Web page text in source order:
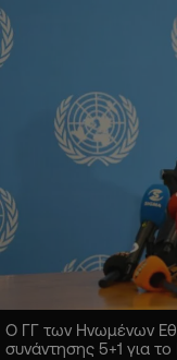
Ο ΓΓ των Ηνωμένων
συνάντησης 5+1 για